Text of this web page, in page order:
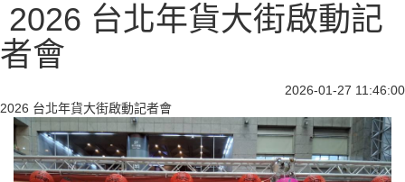
2026 台北年貨大街啟動記
者會
2026-01-27 11:46:00
2026 台北年貨大街啟動記者會